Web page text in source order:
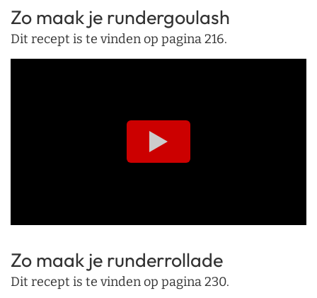
Zo maak je rundergoulash
Dit recept is te vinden op pagina 216.
Zo maak je runderrollade
Dit recept is te vinden op pagina 230.